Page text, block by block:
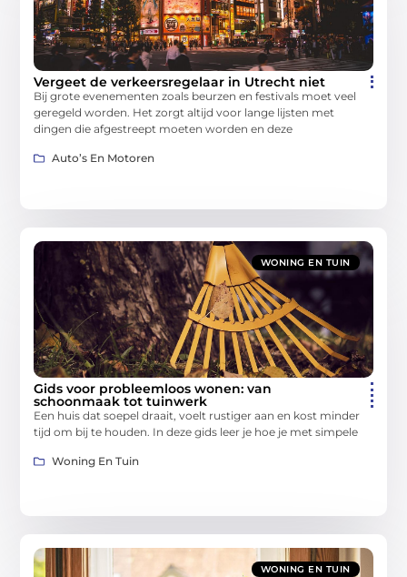
Vergeet de verkeersregelaar in Utrecht niet
Bij grote evenementen zoals beurzen en festivals moet veel
geregeld worden. Het zorgt altijd voor lange lijsten met
dingen die afgestreept moeten worden en deze
Auto’s En Motoren
WONING EN TUIN
Gids voor probleemloos wonen: van
schoonmaak tot tuinwerk
Een huis dat soepel draait, voelt rustiger aan en kost minder
tijd om bij te houden. In deze gids leer je hoe je met simpele
Woning En Tuin
WONING EN TUIN